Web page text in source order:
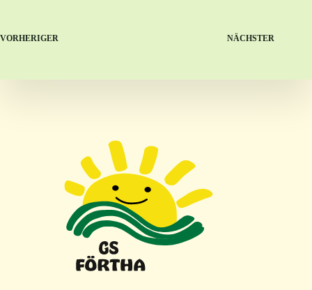
VORHERIGER NÄCHSTER